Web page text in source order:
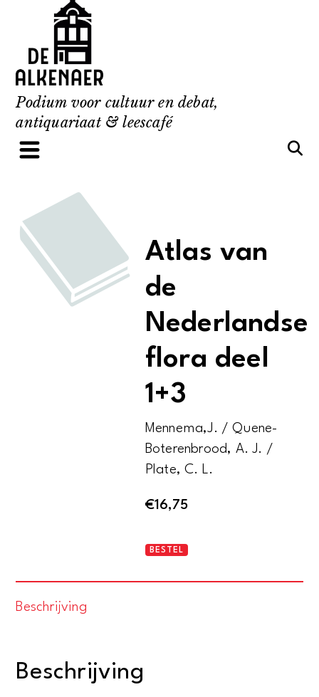
content
Podium voor cultuur en debat,
antiquariaat & leescafé
Atlas van
de
Nederlandse
flora deel
1+3
Mennema,J. / Quene-
Boterenbrood, A. J. /
Plate, C. L.
€16,75
Atlas
BESTEL
Beschrijving
Beschrijving